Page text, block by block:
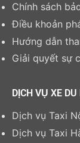
Chính sách
Điều khoản
Hướng dẫn
Giải quyết sự
DỊCH VỤ XE DU
Dịch vụ Taxi
Dịch vụ Taxi